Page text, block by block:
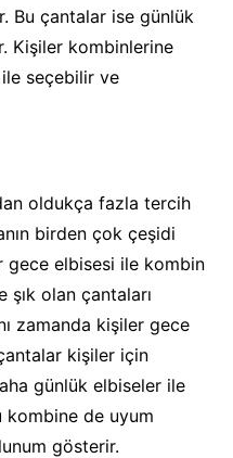
Bu çantalar ise günlük
Kişiler kombinlerine
ile seçebilir ve
oldukça fazla tercih
birden çok çeşidi
gece elbisesi ile kombin
olan çantaları
zamanda kişiler gece
kişiler için
günlük elbiseler ile
kombine de uyum
gösterir.